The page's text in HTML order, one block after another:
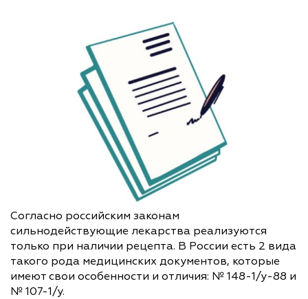
Согласно российским законам
сильнодействующие лекарства реализуются
только при наличии рецепта. В России есть 2 вида
такого рода медицинских документов, которые
имеют свои особенности и отличия: № 148-1/у-88 и
№ 107-1/у.